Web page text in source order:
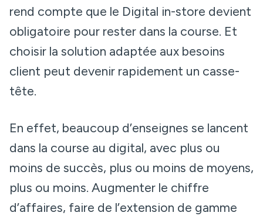
rend compte que le Digital in-store devient
obligatoire pour rester dans la course. Et
choisir la solution adaptée aux besoins
client peut devenir rapidement un casse-
tête.
En effet, beaucoup d’enseignes se lancent
dans la course au digital, avec plus ou
moins de succès, plus ou moins de moyens,
plus ou moins. Augmenter le chiffre
d’affaires, faire de l’extension de gamme